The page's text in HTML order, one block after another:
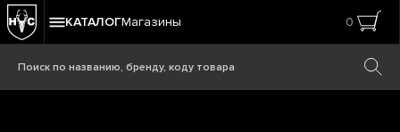
КАТАЛОГМагазины 0